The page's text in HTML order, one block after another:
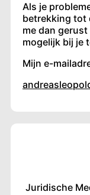
Als je
betrekking tot
me dan
mogelijk bij je
Mijn e-
Juridische